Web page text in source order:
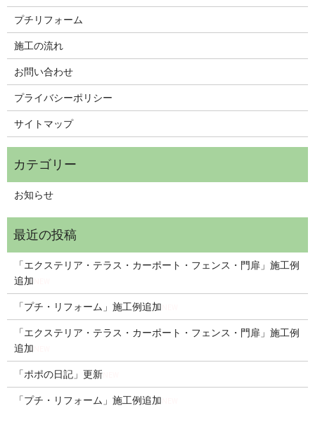
プチリフォーム
施工の流れ
お問い合わせ
プライバシーポリシー
サイトマップ
お知らせ
「エクステリア・テラス・カーポート・フェンス・門扉」施工例
追加
「プチ・リフォーム」施工例追加
「エクステリア・テラス・カーポート・フェンス・門扉」施工例
追加
「ポポの日記」更新NEW
「プチ・リフォーム」施工例追加